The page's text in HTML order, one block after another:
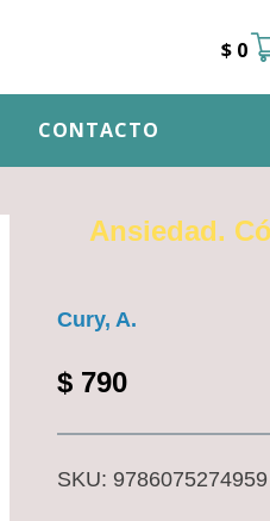
$ 0
CONTACTO
Ansiedad.
Cury, A.
$790
SKU: 9786075274959